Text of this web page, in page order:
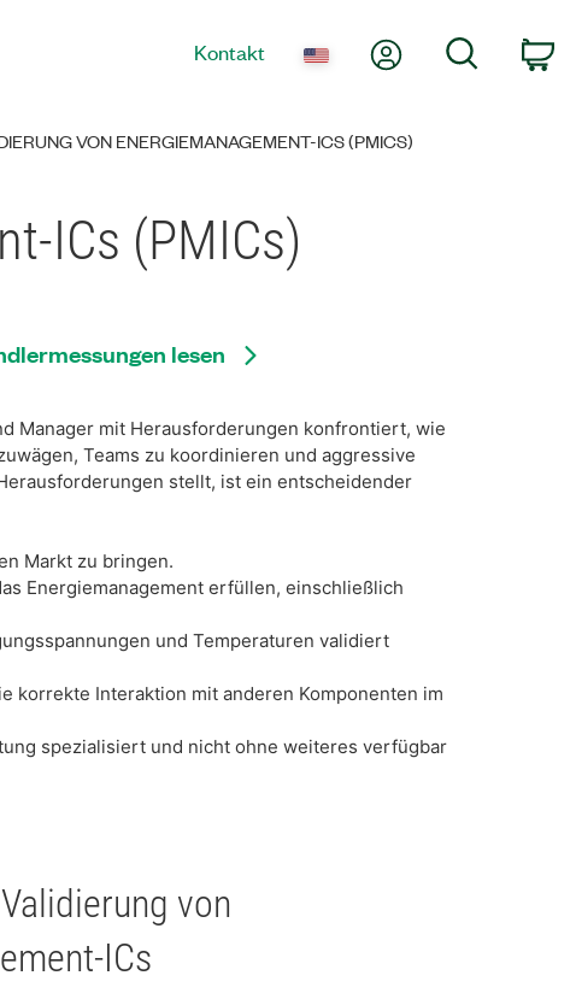
Kontakt Mein KontoSuche
VON ENERGIEMANAGEMENT-ICS (PMICS)
ICs (PMICs)
lesen
Manager mit Herausforderungen konfrontiert, wie
Teams zu koordinieren und aggressive
stellt, ist ein entscheidender
Markt zu bringen.
Energiemanagement erfüllen, einschließlich
und Temperaturen validiert
korrekte Interaktion mit anderen Komponenten im
spezialisiert und nicht ohne weiteres verfügbar
von
ICs